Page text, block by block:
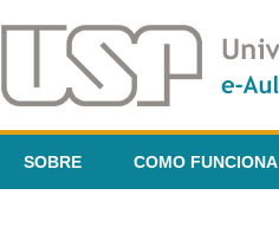
SOBRE COMO FUNCIONA